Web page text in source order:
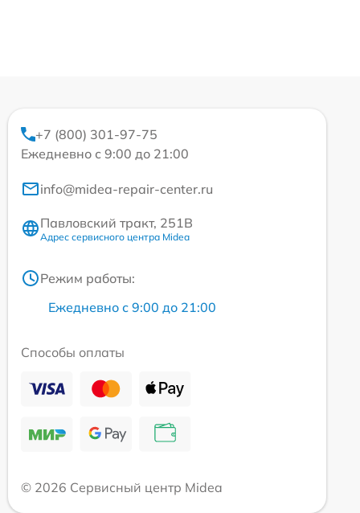
+7 (800) 301-97-75
Ежедневно с 9:00 до 21:00
info@midea-repair-center.ru
Павловский тракт, 251В
Адрес сервисного центра Midea
Режим работы:
Ежедневно с 9:00 до 21:00
Способы оплаты
© 2026 Сервисный центр Midea